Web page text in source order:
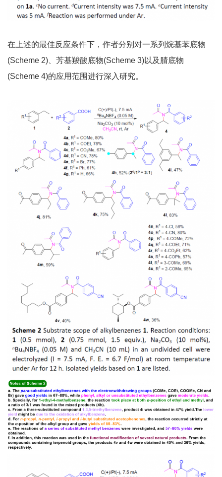
在上述的最佳反应条件下，作者分别对一系列烷基苯底物
(Scheme 2)、芳基羧酸底物(Scheme 3)以及腈底物
(Scheme 4)的应用范围进行深入研究。